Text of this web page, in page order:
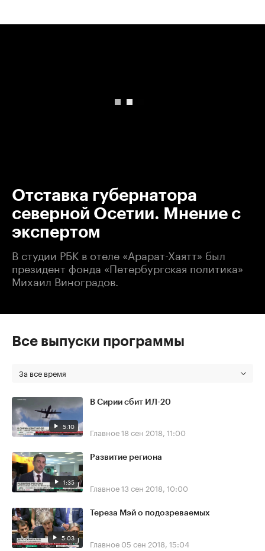
Отставка губернатора
северной Осетии. Мнение с
экспертом
В студии РБК в отеле «Арарат-Хаятт» был
президент фонда «Петербургская политика»
Михаил Виноградов.
Все выпуски программы
За все время
5:10
В Сирии сбит ИЛ-20
Главное18 сен 2018, 11:00
1:35
Развитие региона
Главное13 сен 2018, 10:00
5:03
Тереза Мэй о подозреваемых
Главное 05 сен 2018, 15:04